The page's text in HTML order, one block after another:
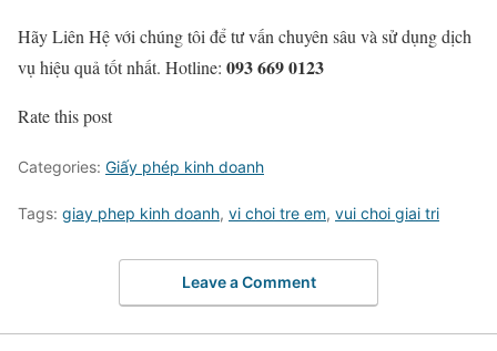
Hãy Liên Hệ với chúng tôi để tư vấn chuyên sâu và sử dụng dịch
vụ hiệu quả tốt nhất. Hotline: 093 669 0123
Rate this post
Categories: Giấy phép kinh doanh
Tags: giay phep kinh doanh, vi choi tre em, vui choi giai tri
Leave a Comment